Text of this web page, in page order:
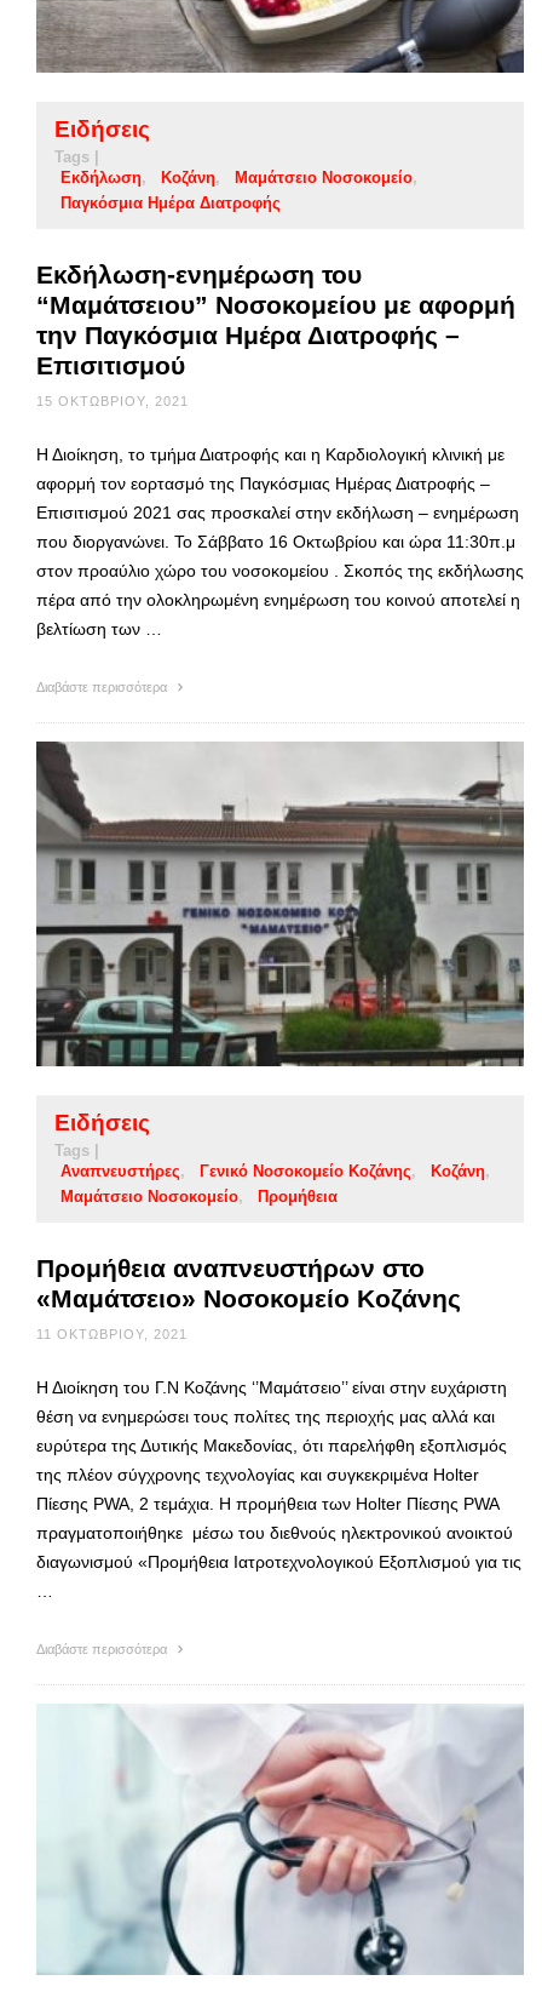
Ειδήσεις
Tags |
Εκδήλωση
Κοζάνη
Μαμάτσειο Νοσοκομείο
Παγκόσμια Ημέρα Διατροφής
Εκδήλωση-ενημέρωση του
“Μαμάτσειου” Νοσοκομείου με αφορμή
την Παγκόσμια Ημέρα Διατροφής –
Επισιτισμού
15 ΟΚΤΩΒΡΊΟΥ, 2021
Η Διοίκηση, το τμήμα Διατροφής και η Καρδιολογική κλινική με
αφορμή τον εορτασμό της Παγκόσμιας Ημέρας Διατροφής –
Επισιτισμού 2021 σας προσκαλεί στην εκδήλωση – ενημέρωση
που διοργανώνει. Το Σάββατο 16 Οκτωβρίου και ώρα 11:30π.μ
στον προαύλιο χώρο του νοσοκομείου . Σκοπός της εκδήλωσης
πέρα από την ολοκληρωμένη ενημέρωση του κοινού αποτελεί η
βελτίωση των …
Διαβάστε περισσότερα
Ειδήσεις
Tags |
Αναπνευστήρες
Γενικό Νοσοκομείο Κοζάνης
Κοζάνη
Μαμάτσειο Νοσοκομείο
Προμήθεια
Προμήθεια αναπνευστήρων στο
«Μαμάτσειο» Νοσοκομείο Κοζάνης
11 ΟΚΤΩΒΡΊΟΥ, 2021
Η Διοίκηση του Γ.Ν Κοζάνης ‘’Μαμάτσειο’’ είναι στην ευχάριστη
θέση να ενημερώσει τους πολίτες της περιοχής μας αλλά και
ευρύτερα της Δυτικής Μακεδονίας, ότι παρελήφθη εξοπλισμός
της πλέον σύγχρονης τεχνολογίας και συγκεκριμένα Holter
Πίεσης PWA, 2 τεμάχια. Η προμήθεια των Holter Πίεσης PWA
πραγματοποιήθηκε μέσω του διεθνούς ηλεκτρονικού ανοικτού
διαγωνισμού «Προμήθεια Ιατροτεχνολογικού Εξοπλισμού για τις
…
Διαβάστε περισσότερα